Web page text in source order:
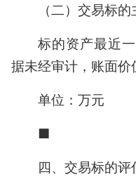
（二）交易标
标的资产最近
据未经审计，账面价
单位：万元
■
四、交易标的